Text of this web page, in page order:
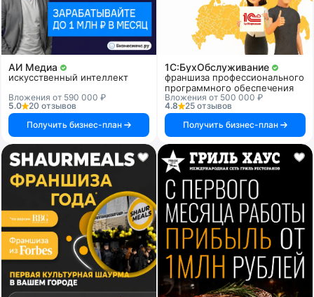
АИ Медиа
искусственный интеллект
Вложения от 590 000 ₽
5.0
20 отзывов
Получить бизнес-план
1C:БухОбслуживание
франшиза профессионального
программного обеспечения
Вложения от 500 000 ₽
4.8
25 отзывов
Получить бизнес-план